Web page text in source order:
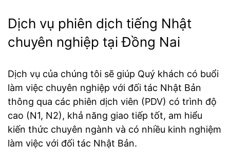
Dịch vụ phiên dịch tiếng Nhật
chuyên nghiệp tại Đồng Nai
Dịch vụ của chúng tôi sẽ giúp Quý khách có buổi
làm việc chuyên nghiệp với đối tác Nhật Bản
thông qua các phiên dịch viên (PDV) có trình độ
cao (N1, N2), khả năng giao tiếp tốt, am hiểu
kiến thức chuyên ngành và có nhiều kinh nghiệm
làm việc với đối tác Nhật Bản.